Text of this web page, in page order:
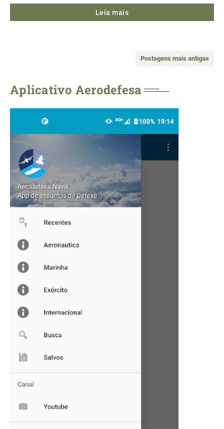
Leia mais
Postagens mais antigas
Aplicativo Aerodefesa